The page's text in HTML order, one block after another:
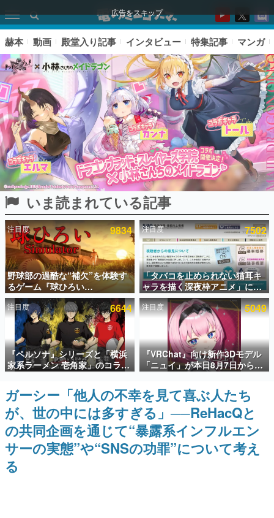
広告をスキップ
ピックアップ
電ファミのいま読まれている記事ランキング
アプリセール情報
インタビュー
連載・特集一覧
殿堂入り記事
SNS拡散数が数千以上！ ページビュー数万以上！ などな
ど。多くの人々に読まれた、電ファミ渾身の“殿堂入り”記
事をまとめました。
ゲームの企画書
名作ゲームクリエイターの方々に製作時のエピソードをお
聞きし、ヒットする企画（ゲーム）とは何か？を探ってい
きます。
赫本
この物語を解いてはいけない。『赫本』は、〈試験問題〉
赫本 動画 殿堂入り記事 インタビュー 特集記事 マンガ
いま読まれている記事
注目度 9834
野球部の過酷な“補欠”を体験す
るゲーム『球ひろい
Simulator』が「1件」のウィッ
シュリストをもとにチェコ語に
対応しSNSで話題に。『キング
ダム・カム』開発元やチェコの
プロ野球選手から称賛の声
注目度 7502
「タバコを止められない猫耳キ
ャラを描く深夜枠アニメ」に視
聴者の一部から批判意見。違法
薬物の使用と思しき描写も含め
て、BPOが議論を交わす
注目度 6644
『ペルソナ』シリーズと「横浜
家系ラーメン 壱角家」のコラボ
が8月21日から開催。”はがく
れ”風とんこつラーメンや、おい
しく食べられるカレーラーメン
がラインナップ
注目度 5049
『VRChat』向け新作3Dモデル
「ニュイ」が本日8月7日から
BOOTHにて発売。瞳に光る星
や感情豊かな表情が、小悪魔か
わいい
ガーシー「他人の不幸を見て喜ぶ人たち
が、世の中には多すぎる」──ReHacQと
の共同企画を通じて“暴露系インフルエン
サーの実態”や“SNSの功罪”について考え
る